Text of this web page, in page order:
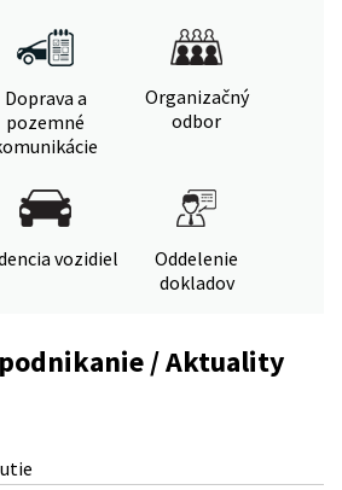
Doprava a
pozemné
Organizačný
odbor
vozidiel
Oddelenie
dokladov
/ Aktuality